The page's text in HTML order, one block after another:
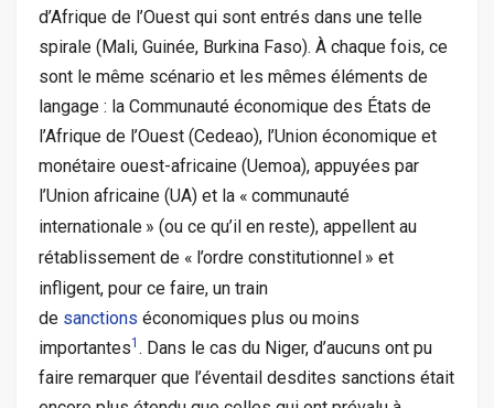
d’Afrique de l’Ouest qui sont entrés dans une telle
spirale (Mali, Guinée, Burkina Faso). À chaque fois, ce
sont le même scénario et les mêmes éléments de
langage : la Communauté économique des États de
l’Afrique de l’Ouest (Cedeao), l’Union économique et
monétaire ouest-africaine (Uemoa), appuyées par
l’Union africaine (UA) et la « communauté
internationale » (ou ce qu’il en reste), appellent au
rétablissement de « l’ordre constitutionnel » et
infligent, pour ce faire, un train
de sanctions économiques plus ou moins
importantes1 . Dans le cas du Niger, d’aucuns ont pu
faire remarquer que l’éventail desdites sanctions était